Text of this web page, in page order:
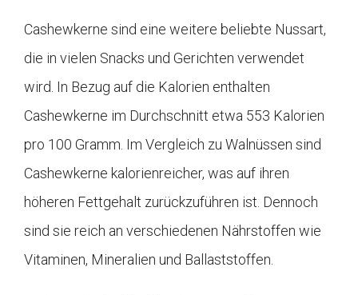
Cashewkerne sind eine weitere beliebte Nussart,
die in vielen Snacks und Gerichten verwendet
wird. In Bezug auf die Kalorien enthalten
Cashewkerne im Durchschnitt etwa 553 Kalorien
pro 100 Gramm. Im Vergleich zu Walnüssen sind
Cashewkerne kalorienreicher, was auf ihren
höheren Fettgehalt zurückzuführen ist. Dennoch
sind sie reich an verschiedenen Nährstoffen wie
Vitaminen, Mineralien und Ballaststoffen.